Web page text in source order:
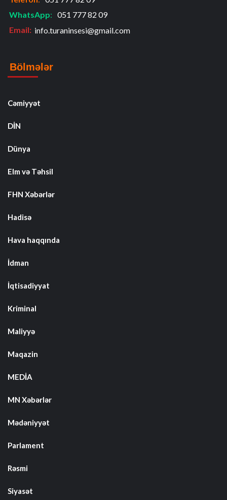
WhatsApp: 051 777 82 09
Email: info.turaninsesi@gmail.com
Bölmələr
Cəmiyyət
DİN
Dünya
Elm və Təhsil
FHN Xəbərlər
Hadisə
Hava haqqında
İdman
İqtisadiyyat
Kriminal
Maliyyə
Maqazin
MEDİA
MN Xəbərlər
Mədəniyyət
Parlament
Rəsmi
Siyasət